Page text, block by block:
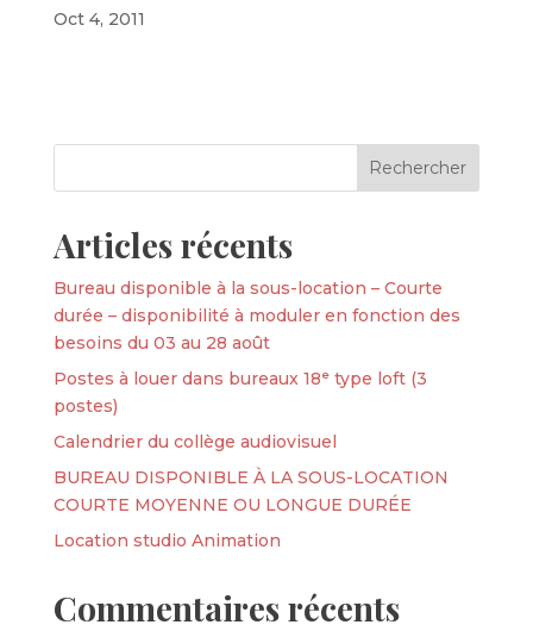
Oct 4, 2011
Articles récents
Bureau disponible à la sous-location – Courte
durée – disponibilité à moduler en fonction des
besoins du 03 au 28 août
Postes à louer dans bureaux 18ᵉ type loft (3
postes)
Calendrier du collège audiovisuel
BUREAU DISPONIBLE À LA SOUS-LOCATION
COURTE MOYENNE OU LONGUE DURÉE
Location studio Animation
Commentaires récents